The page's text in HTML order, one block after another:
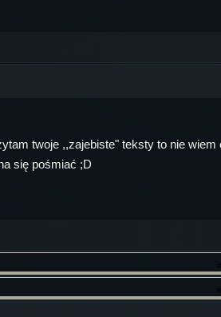
twoje ,,zajebiste" teksty to nie wiem
się pośmiać ;D